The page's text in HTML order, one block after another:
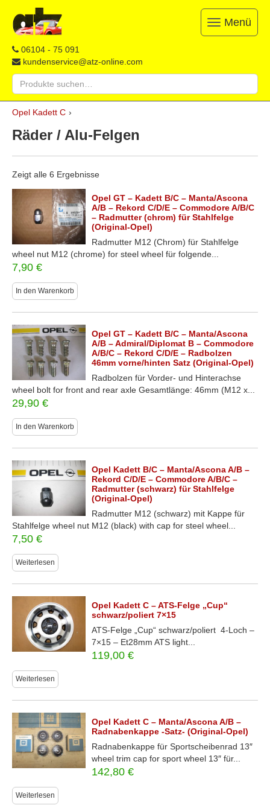
ATZ
Opel-
Ersatzteile
Restauration,
Reparatur
&
Ersatzteile
&
Onlineshop
06104 - 75 091
kundenservice@atz-online.com
Suche
nach:
Toggle
navigation
Menü
Skip
content
Opel Kadett C ›
Räder / Alu-Felgen
Zeigt alle 6 Ergebnisse
Opel GT – Kadett B/C – Manta/Ascona
A/B – Rekord C/D/E – Commodore A/B/C
– Radmutter (chrom) für Stahlfelge
(Original-Opel)
Radmutter M12 (Chrom) für Stahlfelge
wheel nut M12 (chrome) for steel wheel für folgende...
7,90 €
In den Warenkorb
Opel GT – Kadett B/C – Manta/Ascona
A/B – Admiral/Diplomat B – Commodore
A/B/C – Rekord C/D/E – Radbolzen
46mm vorne/hinten Satz (Original-Opel)
Radbolzen für Vorder- und Hinterachse
wheel bolt for front and rear axle Gesamtlänge: 46mm (M12 x...
29,90 €
In den Warenkorb
Opel Kadett B/C – Manta/Ascona A/B –
Rekord C/D/E – Commodore A/B/C –
Radmutter (schwarz) für Stahlfelge
(Original-Opel)
Radmutter M12 (schwarz) mit Kappe für
Stahlfelge wheel nut M12 (black) with cap for steel wheel...
7,50 €
Weiterlesen
Opel Kadett C – ATS-Felge „Cup“
schwarz/poliert 7×15
ATS-Felge „Cup“ schwarz/poliert 4-Loch –
7×15 – Et28mm ATS light...
119,00€
Weiterlesen
Opel Kadett C – Manta/Ascona A/B –
Radnabenkappe -Satz- (Original-Opel)
Radnabenkappe für Sportscheibenrad 13″
wheel trim cap for sport wheel 13″ für...
142,80€
Weiterlesen